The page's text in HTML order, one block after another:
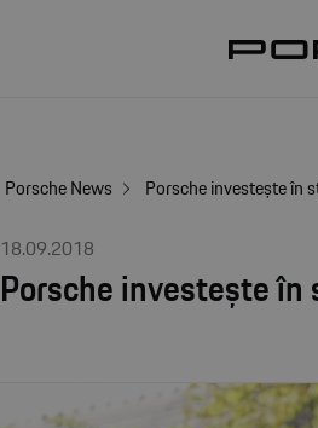
Porsche News
Porsche investește în
18.09.2018
Porsche investește